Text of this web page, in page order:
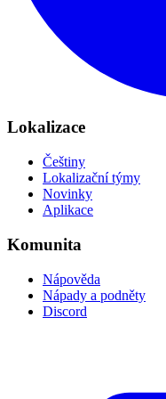
Lokalizace
Češtiny
Lokalizační týmy
Novinky
Aplikace
Komunita
Nápověda
Nápady a podněty
Discord